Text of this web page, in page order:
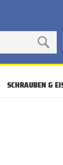
SCHRAUBEN &